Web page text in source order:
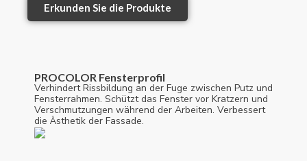
Erkunden Sie die Produkte
PROCOLOR Fensterprofil
Verhindert Rissbildung an der Fuge zwischen Putz und
Fensterrahmen. Schützt das Fenster vor Kratzern und
Verschmutzungen während der Arbeiten. Verbessert
die Ästhetik der Fassade.